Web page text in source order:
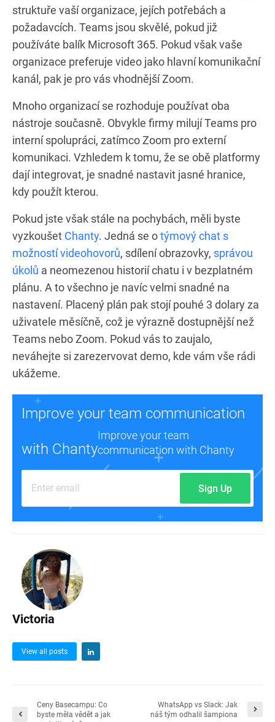
struktuře vaší organizace, jejích potřebách a
požadavcích. Teams jsou skvělé, pokud již
používáte balík Microsoft 365. Pokud však vaše
organizace preferuje video jako hlavní komunikační
kanál, pak je pro vás vhodnější Zoom.
Mnoho organizací se rozhoduje používat oba
nástroje současně. Obvykle firmy milují Teams pro
interní spolupráci, zatímco Zoom pro externí
komunikaci. Vzhledem k tomu, že se obě platformy
dají integrovat, je snadné nastavit jasné hranice,
kdy použít kterou.
Pokud jste však stále na pochybách, měli byste
vyzkoušet Chanty. Jedná se otýmový chat s
možností videohovorů, sdílení obrazovky, správou
úkolů a neomezenou historií chatu i v bezplatném
plánu. A to všechno je navíc velmi snadné na
nastavení. Placený plán pak stojí pouhé 3 dolary za
uživatele měsíčně, což je výrazně dostupnější než
Teams nebo Zoom. Pokud vás to zaujalo,
neváhejte si zarezervovat demo, kde vám vše rádi
ukážeme.
Improve your team communication
with Chanty
Improve your team
communication with Chanty
Sign Up
Victoria
View all posts
Ceny Basecampu: Co
byste měla vědět a jak
WhatsApp vs Slack: Jak
náš tým odhalil šampiona